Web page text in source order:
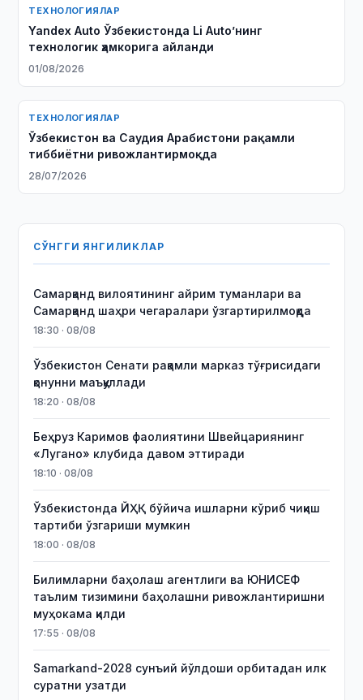
ТЕХНОЛОГИЯЛАР
Yandex Auto Ўзбекистонда Li Auto’нинг
технологик ҳамкорига айланди
01/08/2026
ТЕХНОЛОГИЯЛАР
Ўзбекистон ва Саудия Арабистони рақамли
тиббиётни ривожлантирмоқда
28/07/2026
СЎНГГИ ЯНГИЛИКЛАР
Самарқанд вилоятининг айрим туманлари ва
Самарқанд шаҳри чегаралари ўзгартирилмоқда
18:30 · 08/08
Ўзбекистон Сенати рақамли марказ тўғрисидаги
қонунни маъқуллади
18:20 · 08/08
Беҳруз Каримов фаолиятини Швейцариянинг
«Лугано» клубида давом эттиради
18:10 · 08/08
Ўзбекистонда ЙҲҚ бўйича ишларни кўриб чиқиш
тартиби ўзгариши мумкин
18:00 · 08/08
Билимларни баҳолаш агентлиги ва ЮНИСЕФ
таълим тизимини баҳолашни ривожлантиришни
муҳокама қилди
17:55 · 08/08
Samarkand-2028 сунъий йўлдоши орбитадан илк
суратни узатди